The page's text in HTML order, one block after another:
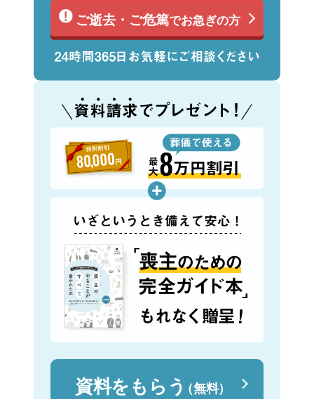
ご逝去・ご危篤でお急ぎの方
資料をもらう（無料）